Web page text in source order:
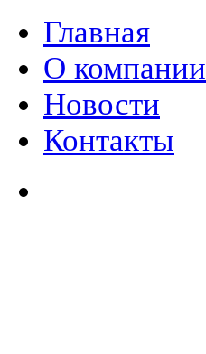
Главная
О компании
Новости
Контакты